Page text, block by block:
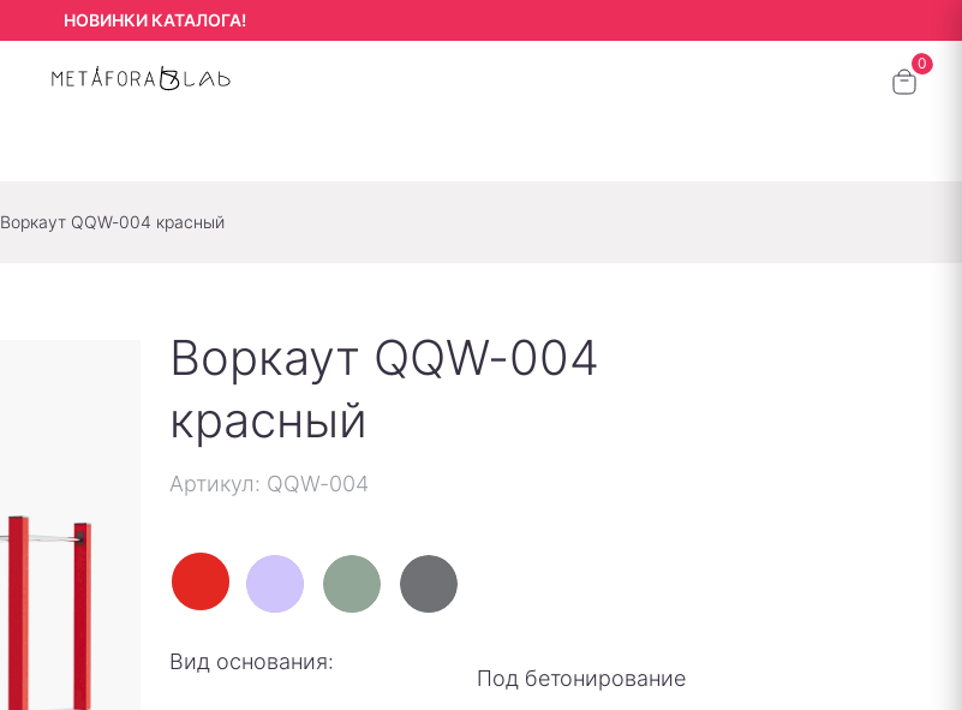
НОВИНКИ КАТАЛОГА!
Воркаут QQW-004 красный
Воркаут QQW-004
красный
Артикул: QQW-004
Вид основания:
Под бетонирование